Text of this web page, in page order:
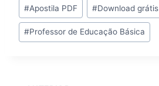
do
Post:
#Apostila PDF #Download grátis
#Professor de Educação Básica